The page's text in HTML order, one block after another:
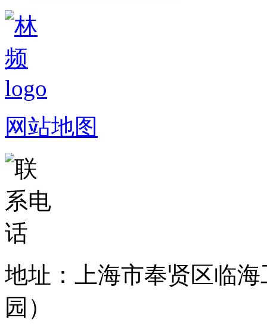
网站地图
地址：上海市奉贤区临
园）